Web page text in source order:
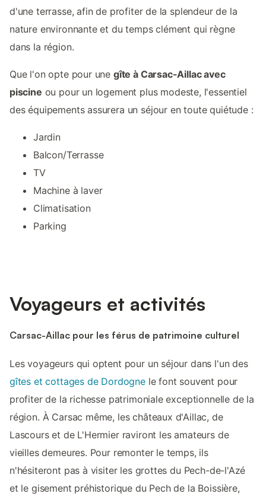
d'une terrasse, afin de profiter de la splendeur de la
nature environnante et du temps clément qui règne
dans la région.
Que l'on opte pour une gîte à Carsac-Aillac avec
piscine ou pour un logement plus modeste, l'essentiel
des équipements assurera un séjour en toute quiétude :
Jardin
Balcon/Terrasse
TV
Machine à laver
Climatisation
Parking
Voyageurs et activités
Carsac-Aillac pour les férus de patrimoine culturel
Les voyageurs qui optent pour un séjour dans l'un des
gîtes et cottages de Dordognele font souvent pour
profiter de la richesse patrimoniale exceptionnelle de la
région. À Carsac même, les châteaux d'Aillac, de
Lascours et de L'Hermier raviront les amateurs de
vieilles demeures. Pour remonter le temps, ils
n'hésiteront pas à visiter les grottes du Pech-de-l'Azé
et le gisement préhistorique du Pech de la Boissière,